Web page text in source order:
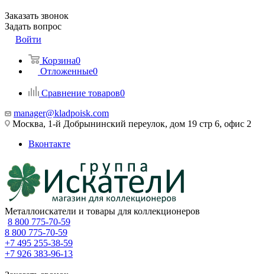
Заказать звонок
Задать вопрос
Войти
Корзина0
Отложенные0
Сравнение товаров0
manager@kladpoisk.com
Москва, 1-й Добрынинский переулок, дом 19 стр 6, офис 2
Вконтакте
Металлоискатели и товары для коллекционеров
8 800 775-70-59
8 800 775-70-59
+7 495 255-38-59
+7 926 383-96-13